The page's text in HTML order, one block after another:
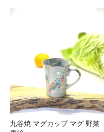
九谷焼 マグカップ マグ 野菜